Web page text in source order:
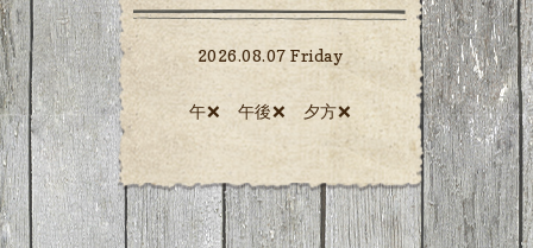
2026.08.07 Friday
午❌ 午後❌ 夕方❌️